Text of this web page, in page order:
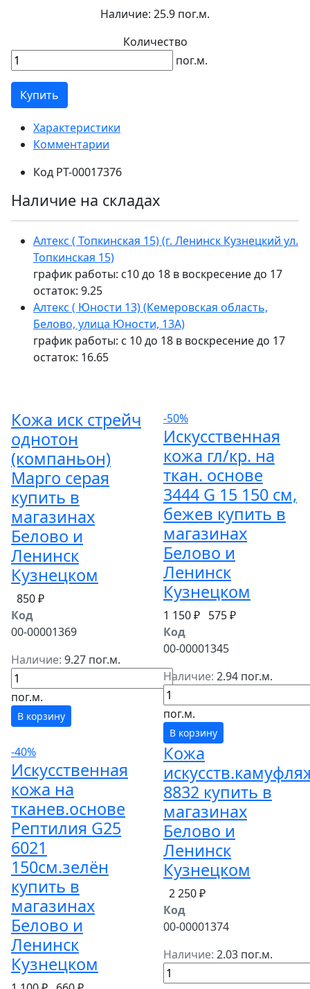
Наличие: 25.9 пог.м.
Количество
пог.м.
Купить
Характеристики
Комментарии
Код РТ-00017376
Наличие на складах
Алтекс ( Топкинская 15) (г. Ленинск Кузнецкий ул.
Топкинская 15)
график работы: с10 до 18 в воскресение до 17
остаток: 9.25
Алтекс ( Юности 13) (Кемеровская область,
Белово, улица Юности, 13А)
график работы: с 10 до 18 в воскресение до 17
остаток: 16.65
Кожа иск стрейч
однотон
(компаньон)
Марго серая
купить в
магазинах
Белово и
Ленинск
Кузнецком
850 ₽
Код
00-00001369
Наличие: 9.27 пог.м.
пог.м.
В корзину
-50%
Искусственная
кожа гл/кр. на
ткан. основе
3444 G 15 150 см,
бежев купить в
магазинах
Белово и
Ленинск
Кузнецком
1 150 ₽ 575 ₽
Код
00-00001345
Наличие: 2.94 пог.м.
пог.м.
В корзину
-40%
Искусственная
кожа на
тканев.основе
Рептилия G25
6021
150см.зелён
купить в
магазинах
Белово и
Ленинск
Кузнецком
Кожа
8832 купить в
магазинах
Белово и
Ленинск
Кузнецком
2 250 ₽
Код
00-00001374
Наличие: 2.03 пог.м.